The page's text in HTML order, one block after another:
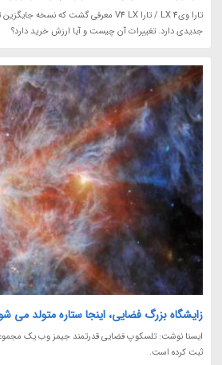
جدیدی دارد. تغییرات آن چیست و آیا ارزش خرید دارد؟
زایشگاه بزرگ فضایی، اینجا ستاره متولد می
ایسنا نوشت: تلسکوپ فضایی قدرتمند جیمز وب یک مجموعه
ثبت کرده است.